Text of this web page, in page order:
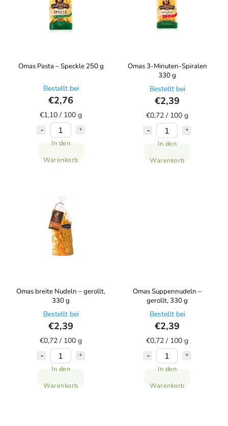
Omas Pasta – Speckle 250 g
Bestellt bei
€2,76
€1,10 / 100 g
In den
Warenkorb
Omas 3-Minuten-Spiralen
330 g
Bestellt bei
€2,39
€0,72 / 100 g
In den
Warenkorb
Omas breite Nudeln – gerollt,
330 g
Bestellt bei
€2,39
€0,72 / 100 g
In den
Warenkorb
Omas Suppennudeln –
gerollt, 330 g
Bestellt bei
€2,39
€0,72 / 100 g
In den
Warenkorb